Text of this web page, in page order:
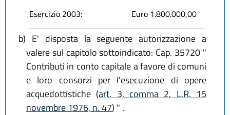
Esercizio 2003: Euro 1.800.000,00
b) E' disposta la seguente autorizzazione a
valere sul capitolo sottoindicato: Cap. 35720 "
Contributi in conto capitale a favore di comuni
e loro consorzi per l'esecuzione di opere
acquedottistiche (art. 3, comma 2, L.R. 15
novembre 1976, n. 47) " .